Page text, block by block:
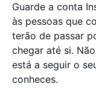
Guarde a conta
às pessoas que
terão de passar
chegar até si.
está a seguir o
conheces.